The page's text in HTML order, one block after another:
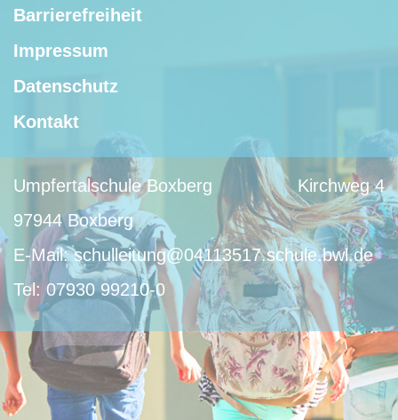
Barrierefreiheit
Impressum
Datenschutz
Kontakt
Umpfertalschule Boxberg
Kirchweg 4
97944 Boxberg
E-Mail:schulleitung@04113517.schule.bwl.de
Tel:07930 99210-0